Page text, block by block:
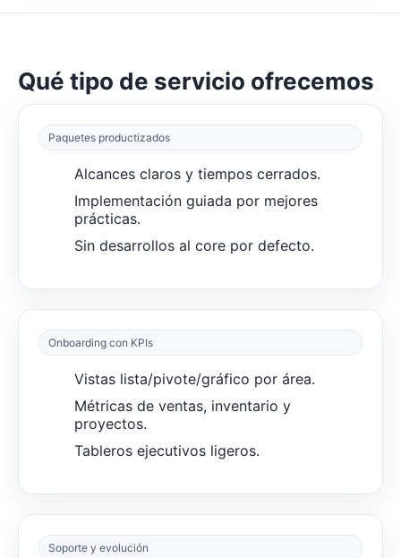
Qué tipo de servicio ofrecemos
Paquetes productizados
Alcances claros y tiempos cerrados.
Implementación guiada por mejores
prácticas.
Sin desarrollos al core por defecto.
Onboarding con KPIs
Vistas lista/pivote/gráfico por área.
Métricas de ventas, inventario y
proyectos.
Tableros ejecutivos ligeros.
Soporte y evolución